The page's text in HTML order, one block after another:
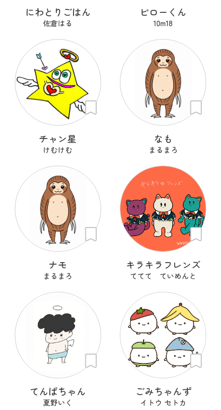
にわとりごはん
佐倉はる
ピローくん
10m18
チャン星
けむけむ
なも
まるまろ
ナモ
まるまろ
キラキラフレンズ
ててて ていめんと
てんぱちゃん
夏野いく
ごみちゃんず
イトウ セトカ